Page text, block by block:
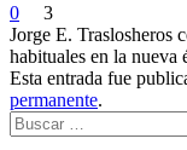
0
3
Jorge E. Traslosheros
habituales en la nueva
Esta entrada fue
permanente.
Buscar